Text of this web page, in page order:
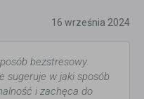
16 września 2024
bezstresowy.
sugeruje w jaki sposób
i zachęca do